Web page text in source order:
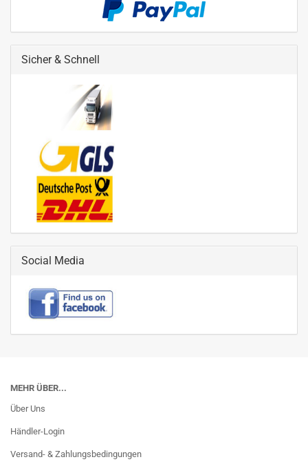
Sicher & Schnell
Social Media
MEHR ÜBER...
Über Uns
Händler-Login
Versand- & Zahlungsbedingungen